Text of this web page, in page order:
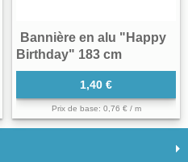
Bannière en alu "Happy
Birthday" 183 cm
1,40 €
Prix de base: 0,76 € / m